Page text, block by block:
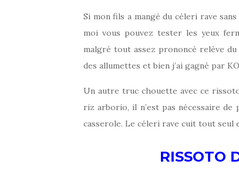
Si mon fils a mangé du céleri rave
moi vous pouvez tester les yeux
malgré tout assez prononcé relève
des allumettes et bien j’ai gagné par
Un autre truc chouette avec ce
riz arborio, il n’est pas nécessaire de
casserole. Le céleri rave cuit tout seul
RISSOTO